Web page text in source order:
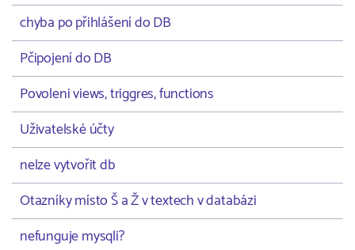
chyba po přihlášení do DB
Pčipojení do DB
Povoleni views, triggres, functions
Uživatelské účty
nelze vytvořit db
Otazníky místo Š a Ž v textech v databázi
nefunguje mysqli?